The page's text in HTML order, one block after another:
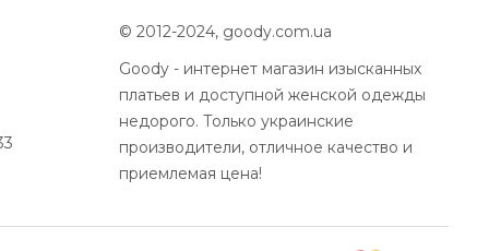
© 2012-2024, goody.com.ua
Goody - интернет магазин изысканных
платьев и доступной женской одежды
недорого. Только украинские
производители, отличное качество и
приемлемая цена!